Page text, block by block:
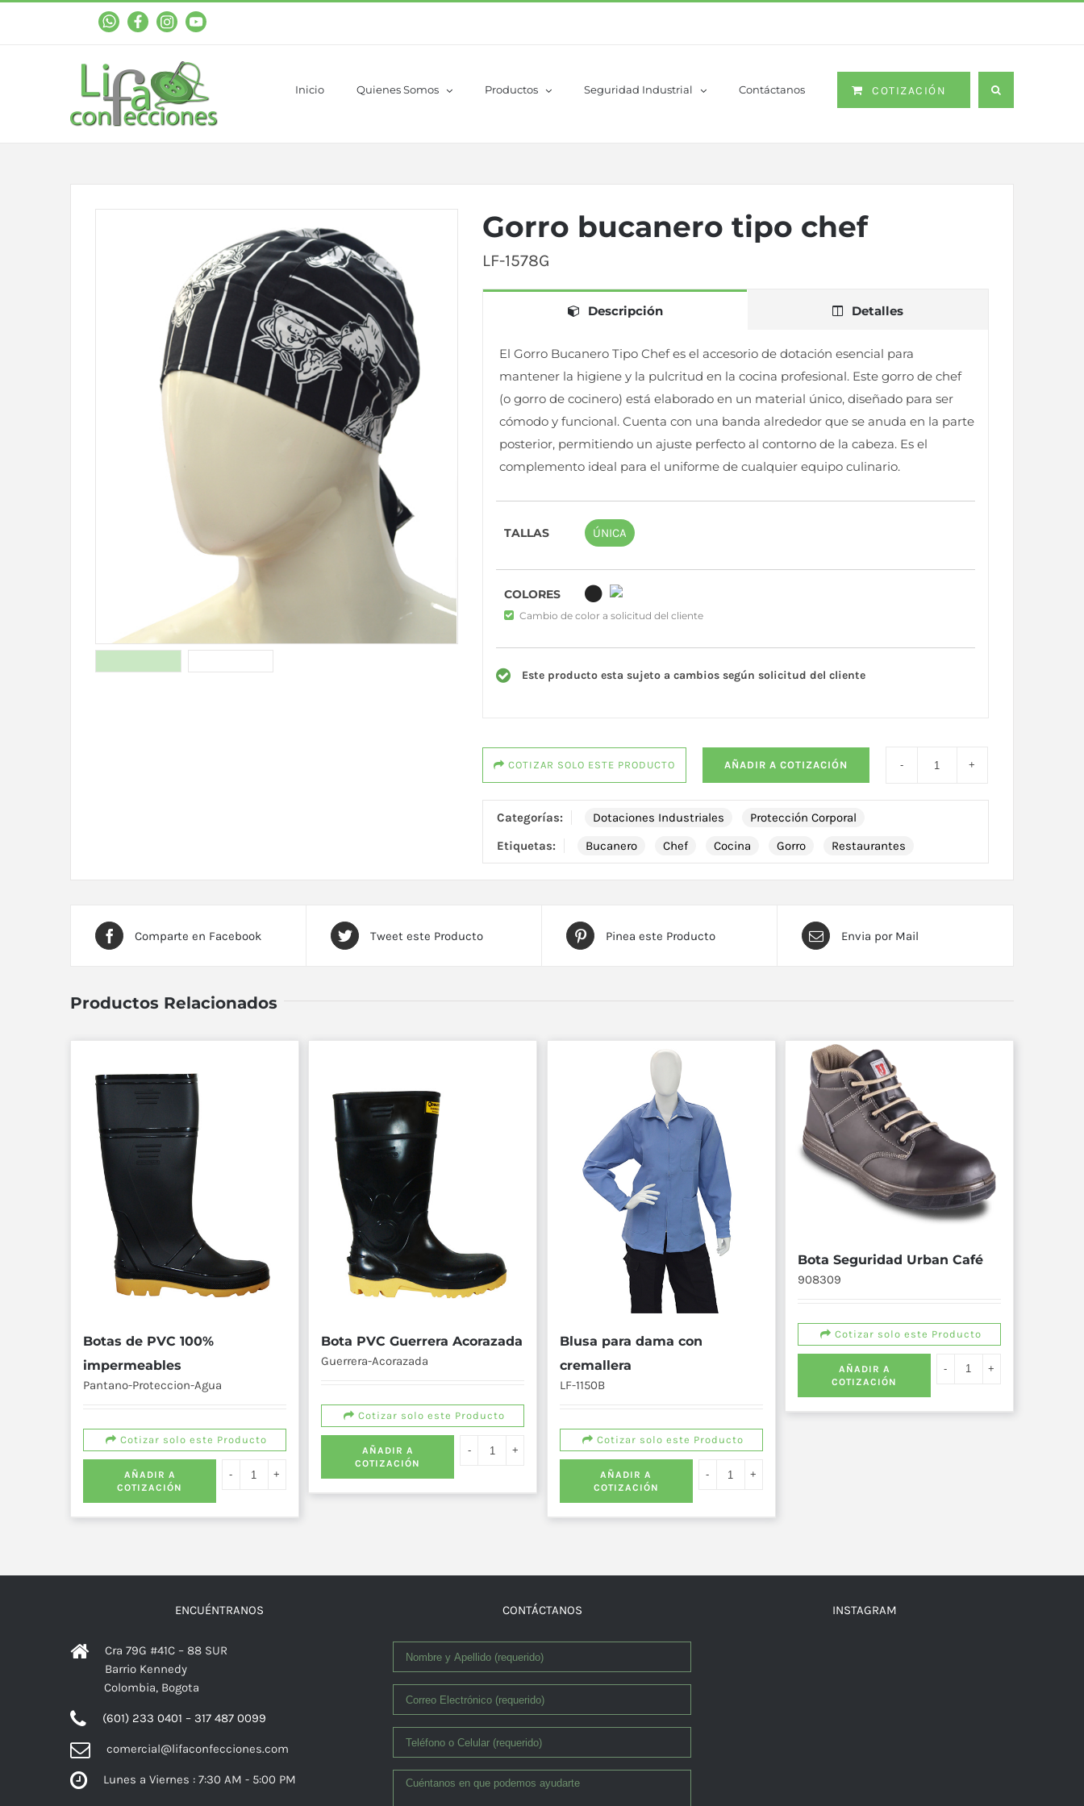
WhastAppFacebookInstagramYouTube
Inicio Quienes Somos Productos Seguridad Industrial Contáctanos COTIZACIÓN
Gorro bucanero tipo chef
LF-1578G
Descripción Detalles
El Gorro Bucanero Tipo Chef es el accesorio de dotación esencial para
mantener la higiene y la pulcritud en la cocina profesional. Este gorro de chef
(o gorro de cocinero) está elaborado en un material único, diseñado para ser
cómodo y funcional. Cuenta con una banda alrededor que se anuda en la parte
posterior, permitiendo un ajuste perfecto al contorno de la cabeza. Es el
complemento ideal para el uniforme de cualquier equipo culinario.
TALLAS ÚNICA
COLORES
Cambio de color a solicitud del cliente
Este producto esta sujeto a cambios según solicitud del cliente
COTIZAR SOLO ESTE PRODUCTO AÑADIR A COTIZACIÓN
Categorías: Dotaciones Industriales
Protección Corporal
Etiquetas:
Bucanero Chef Cocina Gorro Restaurantes
Comparte en Facebook Tweet este Producto Pinea este Producto Envia por Mail
Productos Relacionados
Botas de PVC 100%
impermeables
Pantano-Proteccion-Agua
Cotizar solo este Producto
AÑADIR A
COTIZACIÓN
Bota PVC Guerrera Acorazada
Guerrera-Acorazada
Cotizar solo este Producto
AÑADIR A
COTIZACIÓN
Blusa para dama con
cremallera
LF-1150B
Cotizar solo este Producto
AÑADIR A
COTIZACIÓN
Bota Seguridad Urban Café
908309
Cotizar solo este Producto
AÑADIR A
COTIZACIÓN
ENCUÉNTRANOS
Cra 79G #41C – 88 SUR
Barrio Kennedy
Colombia, Bogota
(601) 233 0401 – 317 487 0099
comercial@lifaconfecciones.com
Lunes a Viernes : 7:30 AM - 5:00 PM
CONTÁCTANOS INSTAGRAM